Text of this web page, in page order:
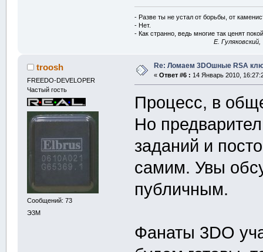
- Разве ты не устал от борьбы, от
- Нет.
- Как странно, ведь многие так ценят
E.
troosh
FREEDO-DEVELOPER
Частый гость
Сообщений: 73
Э3М
Re: Ломаем 3DOшные RSA
« Ответ #6 : 14 Январь 2010,
Процесс, в
Но
заданий и
самим. Увы
публичным.
Фанаты 3DO